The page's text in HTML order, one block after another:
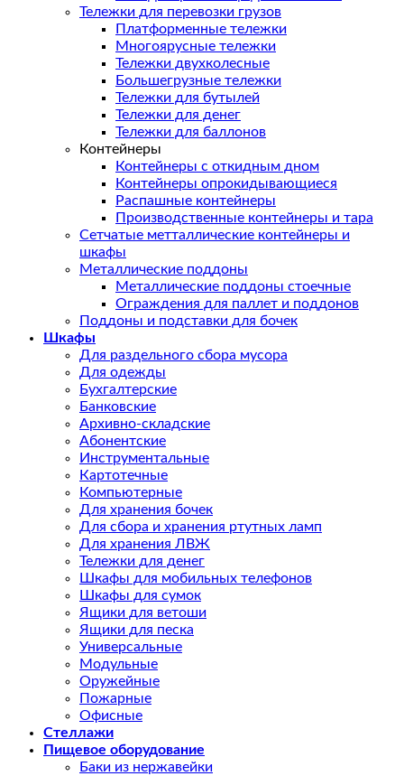
Тележки для перевозки грузов
Платформенные тележки
Многоярусные тележки
Тележки двухколесные
Большегрузные тележки
Тележки для бутылей
Тележки для денег
Тележки для баллонов
Контейнеры
Контейнеры с откидным дном
Контейнеры опрокидывающиеся
Распашные контейнеры
Производственные контейнеры и тара
Сетчатые метталлические контейнеры и
шкафы
Металлические поддоны
Металлические поддоны стоечные
Ограждения для паллет и поддонов
Поддоны и подставки для бочек
Шкафы
Для раздельного сбора мусора
Для одежды
Бухгалтерские
Банковские
Архивно-складские
Абонентские
Инструментальные
Картотечные
Компьютерные
Для хранения бочек
Для сбора и хранения ртутных ламп
Для хранения ЛВЖ
Тележки для денег
Шкафы для мобильных телефонов
Шкафы для сумок
Ящики для ветоши
Ящики для песка
Универсальные
Модульные
Оружейные
Пожарные
Офисные
Стеллажи
Пищевое оборудование
Баки из нержавейки